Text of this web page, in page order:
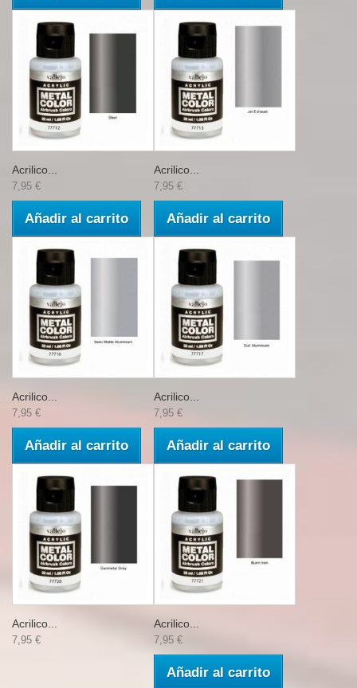
Acrilico...
7,95 €
Añadir al carrito
Acrilico...
7,95 €
Añadir al carrito
Acrilico...
7,95 €
Añadir al carrito
Acrilico...
7,95 €
Añadir al carrito
Acrilico...
7,95 €
Acrilico...
7,95 €
Añadir al carrito